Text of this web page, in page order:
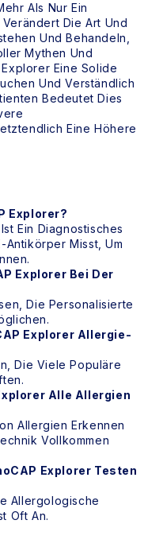
Als Nur Ein
Die Art Und
Und Behandeln,
Mythen Und
Eine Solide
Und Verständlich
Bedeutet Dies
Eine Höhere
Explorer?
Ein Diagnostisches
Antikörper Misst, Um
Explorer Bei Der
Die Personalisierte
Explorer Allergie-
Die Viele Populäre
Alle Allergien
Allergien Erkennen
Vollkommen
Explorer Testen
Allergologische
Oft An.